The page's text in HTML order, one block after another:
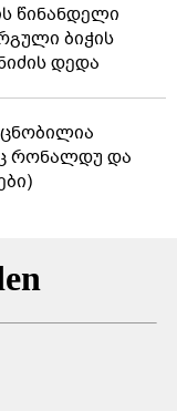
წინანდელი
ბიჭის
დედა
ცნობილია
რონალდუ და